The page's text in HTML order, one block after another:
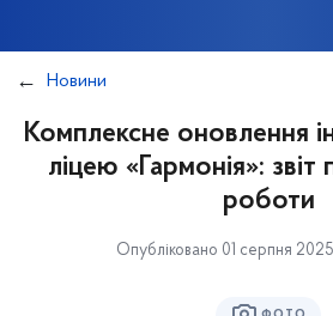
Новини
Комплексне оновлення
ліцею «Гармонія»:
роботи
Опубліковано 01 серпня